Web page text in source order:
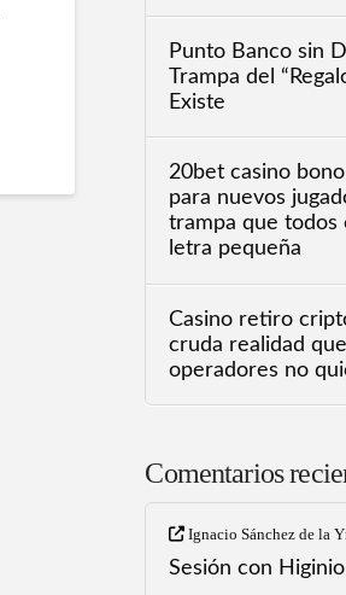
Punto Banco sin
Trampa del
Existe
20bet casino
para nuevos
trampa que todos
letra pequeña
Casino retiro
cruda realidad
operadores no
Comentarios
Ignacio Sánchez de la
Sesión con